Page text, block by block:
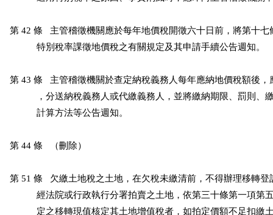
第 42 條   主管稽徵機關應於每年地價稅開徵六十日前，將第十七
           特別稅率課徵地價稅之有關規定及其申請手續公告週知。
第 43 條   主管稽徵機關於查定納稅義務人每年應納地價稅額後，
，分送納稅義務人或代繳義務人，並將繳納期限、罰則、
           計算方法等公告週知。
第 44 條   （刪除）
第 51 條   欠繳土地稅之土地，在欠稅未繳清前，不得辦理移轉登
經法院或行政執行分署拍賣之土地，依第三十條第一項第
定之移轉現值核定其土地增值稅者，如拍定價額不足扣繳